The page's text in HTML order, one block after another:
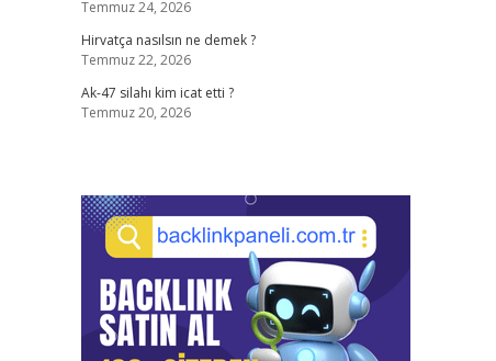
Temmuz 24, 2026
Hirvatça nasılsın ne demek ?
Temmuz 22, 2026
Ak-47 silahı kim icat etti ?
Temmuz 20, 2026